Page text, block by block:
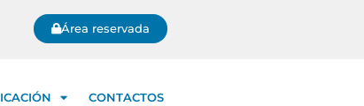
Área reservada
CONTACTOS